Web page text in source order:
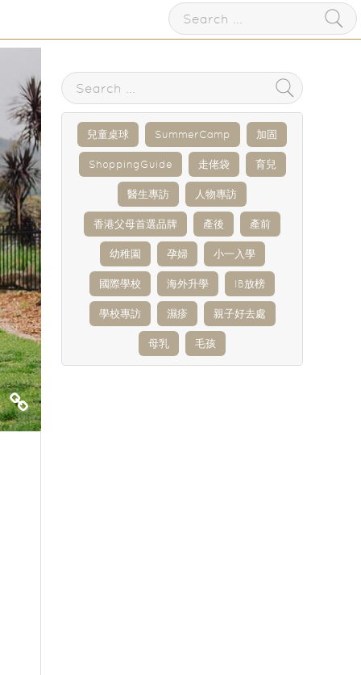
兒童桌球 SummerCamp 加固
ShoppingGuide 走佬袋 育兒
醫生專訪 人物專訪
香港父母首選品牌 產後 產前
幼稚園 孕婦 小一入學
國際學校 海外升學 IB放榜
學校專訪 濕疹 親子好去處
母乳 毛孩